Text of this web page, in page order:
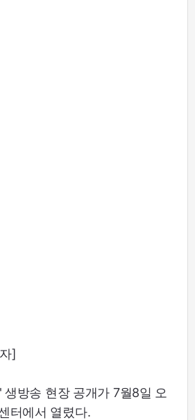
]
방송 현장 공개가 7월8일 오
터에서 열렸다.